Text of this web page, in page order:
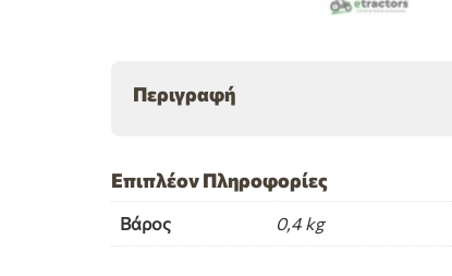
Περιγραφή
Επιπλέον Πληροφορίες
Βάρος 0,4 kg